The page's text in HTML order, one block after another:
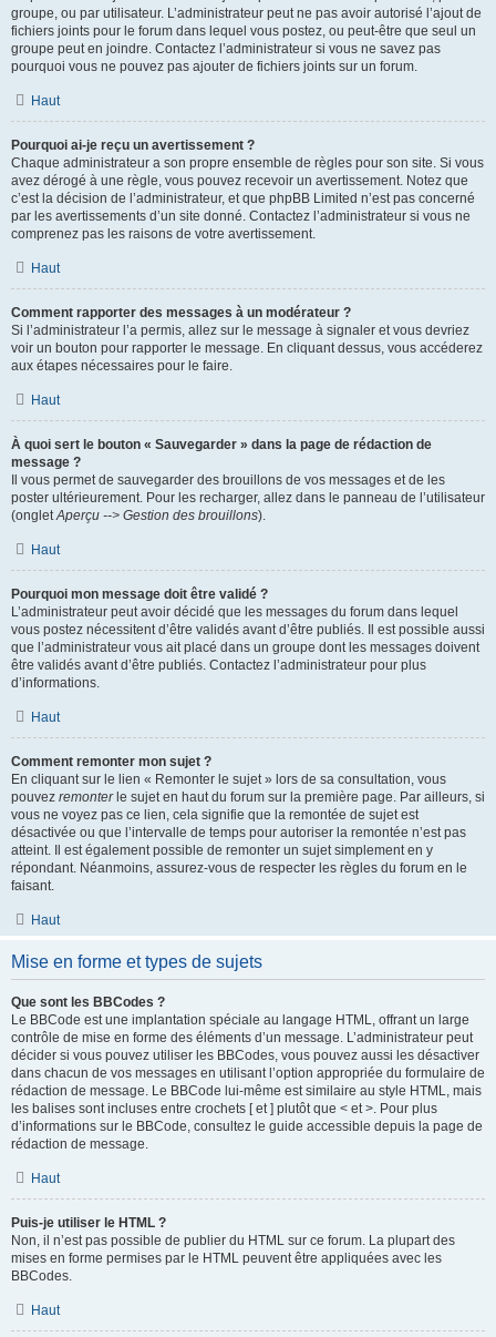
groupe, ou par utilisateur. L’administrateur peut ne pas avoir autorisé l’ajout de
fichiers joints pour le forum dans lequel vous postez, ou peut-être que seul un
groupe peut en joindre. Contactez l’administrateur si vous ne savez pas
pourquoi vous ne pouvez pas ajouter de fichiers joints sur un forum.
Haut
Pourquoi ai-je reçu un avertissement ?
Chaque administrateur a son propre ensemble de règles pour son site. Si vous
avez dérogé à une règle, vous pouvez recevoir un avertissement. Notez que
c’est la décision de l’administrateur, et que phpBB Limited n’est pas concerné
par les avertissements d’un site donné. Contactez l’administrateur si vous ne
comprenez pas les raisons de votre avertissement.
Haut
Comment rapporter des messages à un modérateur ?
Si l’administrateur l’a permis, allez sur le message à signaler et vous devriez
voir un bouton pour rapporter le message. En cliquant dessus, vous accéderez
aux étapes nécessaires pour le faire.
Haut
À quoi sert le bouton « Sauvegarder » dans la page de rédaction de
message ?
Il vous permet de sauvegarder des brouillons de vos messages et de les
poster ultérieurement. Pour les recharger, allez dans le panneau de l’utilisateur
(ongletAperçu --> Gestion des brouillons).
Haut
Pourquoi mon message doit être validé ?
L’administrateur peut avoir décidé que les messages du forum dans lequel
vous postez nécessitent d’être validés avant d’être publiés. Il est possible aussi
que l’administrateur vous ait placé dans un groupe dont les messages doivent
être validés avant d’être publiés. Contactez l’administrateur pour plus
d’informations.
Haut
Comment remonter mon sujet ?
En cliquant sur le lien « Remonter le sujet » lors de sa consultation, vous
pouvez remonterle sujet en haut du forum sur la première page. Par ailleurs, si
vous ne voyez pas ce lien, cela signifie que la remontée de sujet est
désactivée ou que l’intervalle de temps pour autoriser la remontée n’est pas
atteint. Il est également possible de remonter un sujet simplement en y
répondant. Néanmoins, assurez-vous de respecter les règles du forum en le
faisant.
Haut
Mise en forme et types de sujets
Que sont les BBCodes ?
Le BBCode est une implantation spéciale au langage HTML, offrant un large
contrôle de mise en forme des éléments d’un message. L’administrateur peut
décider si vous pouvez utiliser les BBCodes, vous pouvez aussi les désactiver
dans chacun de vos messages en utilisant l’option appropriée du formulaire de
rédaction de message. Le BBCode lui-même est similaire au style HTML, mais
les balises sont incluses entre crochets [ et ] plutôt que < et >. Pour plus
d’informations sur le BBCode, consultez le guide accessible depuis la page de
rédaction de message.
Haut
Puis-je utiliser le HTML ?
Non, il n’est pas possible de publier du HTML sur ce forum. La plupart des
mises en forme permises par le HTML peuvent être appliquées avec les
BBCodes.
Haut